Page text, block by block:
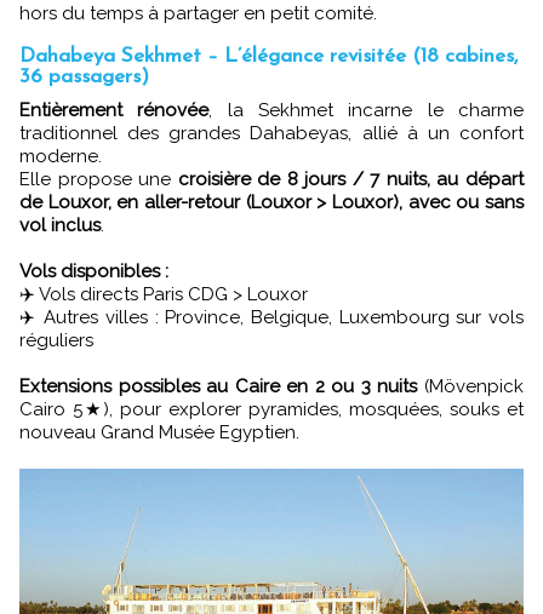
hors du temps à partager en petit comité.
Dahabeya Sekhmet – L’élégance revisitée (18 cabines,
36 passagers)
Entièrement rénovée, la Sekhmet incarne le charme
traditionnel des grandes Dahabeyas, allié à un confort
moderne.
Elle propose une croisière de 8 jours / 7 nuits, au départ
de Louxor, en aller-retour (Louxor > Louxor), avec ou sans
vol inclus.
Vols disponibles :
✈️ Vols directs Paris CDG > Louxor
✈️ Autres villes : Province, Belgique, Luxembourg sur vols
réguliers
Extensions possibles au Caire en 2 ou 3 nuits(Mövenpick
Cairo 5★), pour explorer pyramides, mosquées, souks et
nouveau Grand Musée Egyptien.